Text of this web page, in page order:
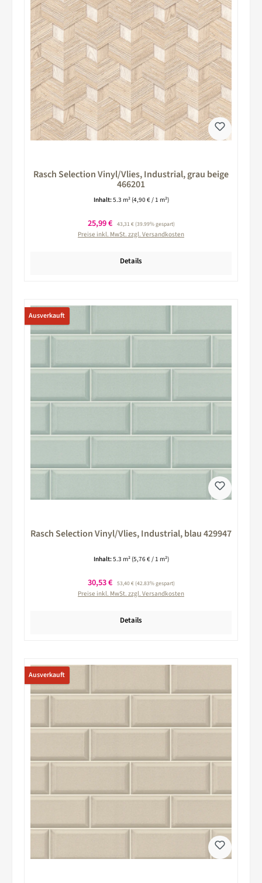
Rasch Selection Vinyl/Vlies, Industrial, grau beige
466201
Inhalt:5.3 m² (4,90 € / 1 m²)
Verkaufspreis:
25,99 € Regulärer Preis:
43,31 €(39.99% gespart)
Preise inkl. MwSt. zzgl. Versandkosten
Details
Ausverkauft
Rasch Selection Vinyl/Vlies, Industrial, blau 429947
Inhalt:5.3 m² (5,76 € / 1 m²)
Verkaufspreis:
30,53 € Regulärer Preis:
53,40 €(42.83% gespart)
Preise inkl. MwSt. zzgl. Versandkosten
Details
Ausverkauft